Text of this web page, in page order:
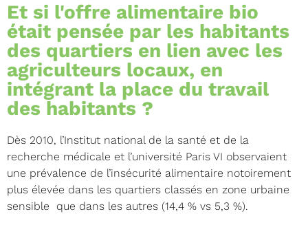
Et si l'offre alimentaire bio
était pensée par les habitants
des quartiers en lien avec les
agriculteurs locaux, en
intégrant la place du travail
des habitants ?
Dès 2010, l’Institut national de la santé et de la
recherche médicale et l’université Paris VI observaient
une prévalence de l’insécurité alimentaire notoirement
plus élevée dans les quartiers classés en zone urbaine
sensible que dans les autres (14,4 % vs 5,3 %).